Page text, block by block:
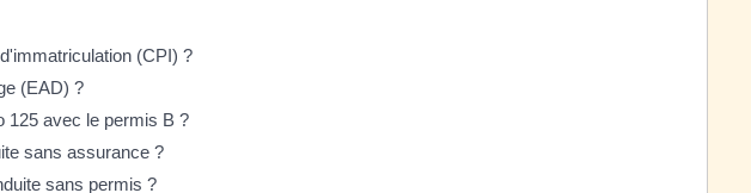
(CPI) ?
(EAD) ?
125 avec le permis B ?
sans assurance ?
sans permis ?